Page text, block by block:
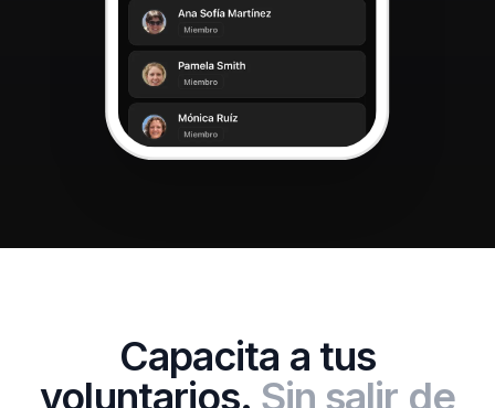
Capacita a tus
voluntarios. Sin salir de